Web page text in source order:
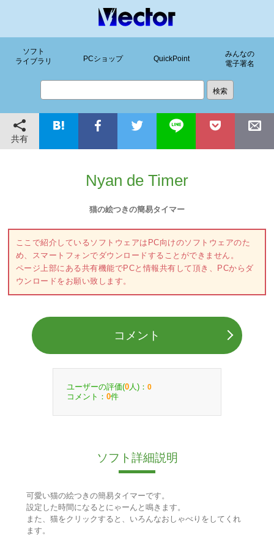
ソフト
ライブラリ
PCショップ QuickPoint
みんなの
電子署名
共有
Nyan de Timer
猫の絵つきの簡易タイマー
ここで紹介しているソフトウェアはPC向けのソフトウェアのた
め、スマートフォンでダウンロードすることができません。
ページ上部にある共有機能でPCと情報共有して頂き、PCからダ
ウンロードをお願い致します。
コメント
ユーザーの評価(0 人)： 0
コメント： 0件
ソフト詳細説明
可愛い猫の絵つきの簡易タイマーです。
設定した時間になるとにゃーんと鳴きます。
また、猫をクリックすると、いろんなおしゃべりをしてくれ
ます。